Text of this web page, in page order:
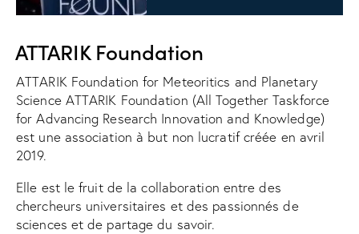
ATTARIK Foundation
ATTARIK Foundation for Meteoritics and Planetary
Science ATTARIK Foundation (All Together Taskforce
for Advancing Research Innovation and Knowledge)
est une association à but non lucratif créée en avril
2019.
Elle est le fruit de la collaboration entre des
chercheurs universitaires et des passionnés de
sciences et de partage du savoir.